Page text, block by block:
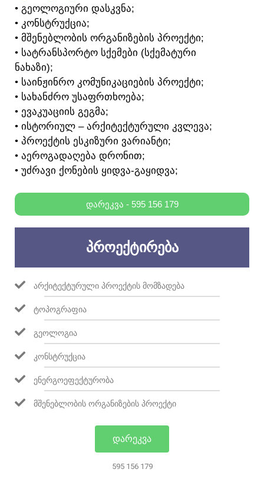
• ᲒᲔᲝᲚᲝᲒᲘᲣᲠᲘ ᲓᲐᲡᲙᲕᲜᲐ;
• ᲙᲝᲜᲡᲢᲠᲣᲥᲪᲘᲐ;
• ᲛᲨᲔᲜᲔᲑᲚᲝᲑᲘᲡ ᲝᲠᲒᲐᲜᲘᲖᲔᲑᲘᲡ ᲞᲠᲝᲔᲥᲢᲘ;
• ᲡᲐᲢᲠᲐᲜᲡᲞᲝᲠᲢᲝ ᲡᲥᲔᲛᲔᲑᲘ (ᲡᲥᲔᲛᲐᲢᲣᲠᲘ
ᲜᲐᲮᲐᲖᲘ);
• ᲡᲐᲘᲜᲟᲘᲜᲠᲝ ᲙᲝᲛᲣᲜᲘᲙᲐᲪᲘᲔᲑᲘᲡ ᲞᲠᲝᲔᲥᲢᲘ;
• ᲡᲐᲮᲐᲜᲫᲠᲝ ᲣᲡᲐᲤᲠᲗᲮᲝᲔᲑᲐ;
• ᲔᲕᲐᲙᲣᲐᲪᲘᲘᲡ ᲒᲔᲒᲛᲐ;
• ᲘᲡᲢᲝᲠᲘᲣᲚ – ᲐᲠᲥᲘᲢᲔᲥᲢᲣᲠᲣᲚᲘ ᲙᲕᲚᲔᲕᲐ;
• ᲞᲠᲝᲔᲥᲢᲘᲡ ᲔᲡᲙᲘᲖᲣᲠᲘ ᲕᲐᲠᲘᲐᲜᲢᲘ;
• ᲐᲔᲠᲝᲒᲐᲓᲐᲦᲔᲑᲐ ᲓᲠᲝᲜᲘᲗ;
• ᲣᲫᲠᲐᲕᲘ ᲥᲝᲜᲔᲑᲘᲡ ᲧᲘᲓᲕᲐ-ᲒᲐᲧᲘᲓᲕᲐ;
ᲓᲐᲠᲔᲙᲕᲐ - 595 156 179
ᲞᲠᲝᲔᲥᲢᲘᲠᲔᲑᲐ
ᲐᲠᲥᲘᲢᲔᲥᲢᲣᲠᲣᲚᲘ ᲞᲠᲝᲔᲥᲢᲘᲡ ᲛᲝᲛᲖᲐᲓᲔᲑᲐ
ᲢᲝᲞᲝᲒᲠᲐᲤᲘᲐ
ᲒᲔᲝᲚᲝᲒᲘᲐ
ᲙᲝᲜᲡᲢᲠᲣᲥᲪᲘᲐ
ᲔᲜᲔᲠᲒᲝᲔᲤᲔᲥᲢᲣᲠᲝᲑᲐ
ᲛᲨᲔᲜᲔᲑᲚᲝᲑᲘᲡ ᲝᲠᲒᲐᲜᲘᲖᲔᲑᲘᲡ ᲞᲠᲝᲔᲥᲢᲘ
ᲓᲐᲠᲔᲙᲕᲐ
595 156 179